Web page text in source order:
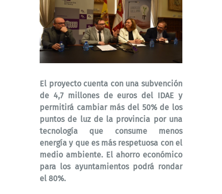
El proyecto cuenta con una subvención
de 4,7 millones de euros del IDAE y
permitirá cambiar más del 50% de los
puntos de luz de la provincia por una
tecnología que consume menos
energía y que es más respetuosa con el
medio ambiente. El ahorro económico
para los ayuntamientos podrá rondar
el 80%.